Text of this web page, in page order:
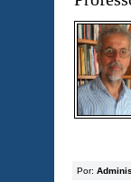
Por: